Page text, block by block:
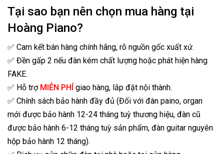
Tại sao bạn nên chọn mua hàng tại
Hoàng Piano?
✅ Cam kết bán hàng chính hãng, rõ nguồn gốc xuất xứ.
✅ Đền gấp 2 nếu đàn kém chất lượng hoặc phát hiện hàng
FAKE.
✅ Hỗ trợ MIỄN PHÍ giao hàng, lắp đặt nội thành.
✅ Chính sách bảo hành đầy đủ (Đối với đàn paino, organ
mới được bảo hành 12-24 tháng tuỳ thương hiệu, đàn cũ
được bảo hành 6-12 tháng tuỳ sản phẩm, đàn guitar nguyên
hộp bảo hành 12 tháng).